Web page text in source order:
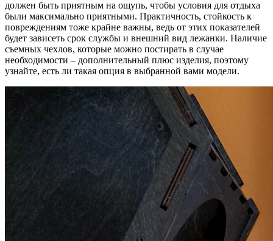
должен быть приятным на ощупь, чтобы условия для отдыха
были максимально приятными. Практичность, стойкость к
повреждениям тоже крайне важны, ведь от этих показателей
будет зависеть срок службы и внешний вид лежанки. Наличие
съемных чехлов, которые можно постирать в случае
необходимости – дополнительный плюс изделия, поэтому
узнайте, есть ли такая опция в выбранной вами модели.